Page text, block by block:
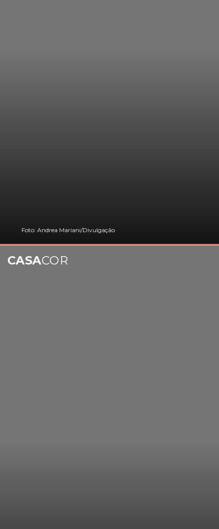
Foto: Andrea Mariani/Divulgação
CASACOR